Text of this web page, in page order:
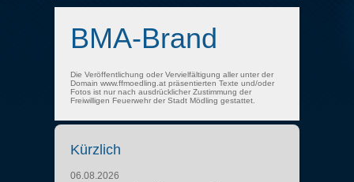
BMA-Brand
Die Veröffentlichung oder Vervielfältigung aller unter der
Domain www.ffmoedling.at präsentierten Texte und/oder
Fotos ist nur nach ausdrücklicher Zustimmung der
Freiwilligen Feuerwehr der Stadt Mödling gestattet.
Kürzlich
06.08.2026